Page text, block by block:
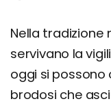
Nella tradizione
servivano la
oggi si
brodosi che